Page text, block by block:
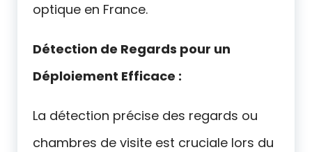
optique en France.
Détection de Regards pour un
Déploiement Efficace :
La détection précise des regards ou
chambres de visite est cruciale lors du